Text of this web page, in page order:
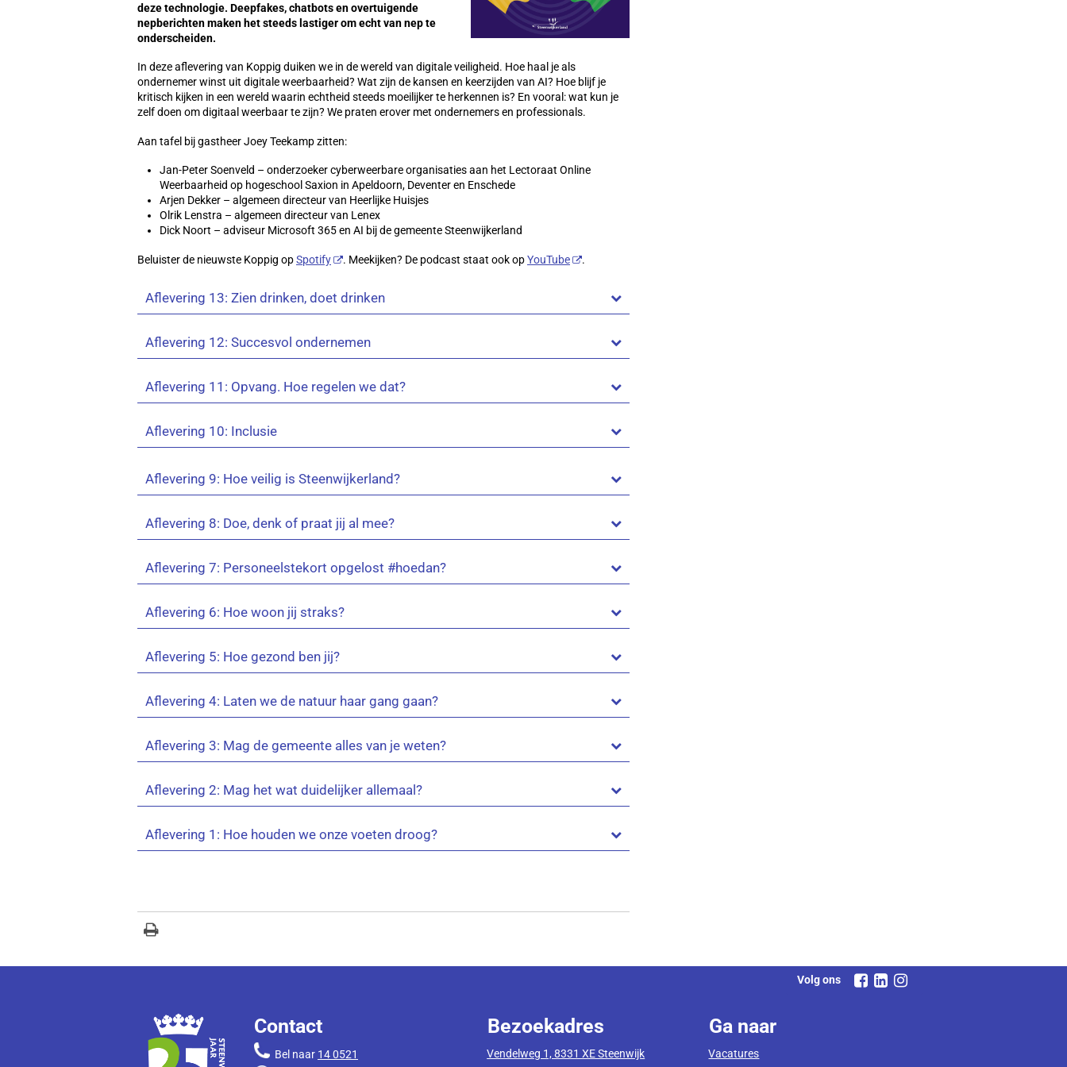
deze technologie. Deepfakes, chatbots en overtuigende
nepberichten maken het steeds lastiger om echt van nep te
onderscheiden.
In deze aflevering van Koppig duiken we in de wereld van digitale veiligheid. Hoe haal je als
ondernemer winst uit digitale weerbaarheid? Wat zijn de kansen en keerzijden van AI? Hoe blijf je
kritisch kijken in een wereld waarin echtheid steeds moeilijker te herkennen is? En vooral: wat kun je
zelf doen om digitaal weerbaar te zijn? We praten erover met ondernemers en professionals.
Aan tafel bij gastheer Joey Teekamp zitten:
Jan-Peter Soenveld – onderzoeker cyberweerbare organisaties aan het Lectoraat Online
Weerbaarheid op hogeschool Saxion in Apeldoorn, Deventer en Enschede
Arjen Dekker – algemeen directeur van Heerlijke Huisjes
Olrik Lenstra – algemeen directeur van Lenex
Dick Noort – adviseur Microsoft 365 en AI bij de gemeente Steenwijkerland
Beluister de nieuwste Koppig opSpotify . Meekijken? De podcast staat ook opYouTube .
Aflevering 13: Zien drinken, doet drinken
Aflevering 12: Succesvol ondernemen
Aflevering 11: Opvang. Hoe regelen we dat?
Aflevering 10: Inclusie
Aflevering 9: Hoe veilig is Steenwijkerland?
Aflevering 8: Doe, denk of praat jij al mee?
Aflevering 7: Personeelstekort opgelost #hoedan?
Aflevering 6: Hoe woon jij straks?
Aflevering 5: Hoe gezond ben jij?
Aflevering 4: Laten we de natuur haar gang gaan?
Aflevering 3: Mag de gemeente alles van je weten?
Aflevering 2: Mag het wat duidelijker allemaal?
Aflevering 1: Hoe houden we onze voeten droog?
Volg ons
Contact
Bel naar 14 0521
Bezoekadres
Vendelweg 1, 8331 XE Steenwijk
Ga naar
Vacatures